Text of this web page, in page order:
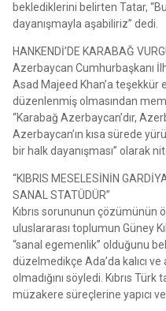
beklediklerini belirten Tatar,
dayanışmayla aşabiliriz” dedi.
HANKENDİ’DE KARABAĞ
Azerbaycan Cumhurbaşkanı
Asad Majeed Khan’a teşekkür
düzenlenmiş olmasından
“Karabağ Azerbaycan’dır,
Azerbaycan’ın kısa sürede
bir halk dayanışması” olarak
“KIBRIS MESELESİNİN
SANAL STATÜDÜR”
Kıbrıs sorununun çözümünün
uluslararası toplumun Güney
“sanal egemenlik” olduğunu
düzelmedikçe Ada’da kalıcı
olmadığını söyledi. Kıbrıs
müzakere süreçlerine yapıcı ve